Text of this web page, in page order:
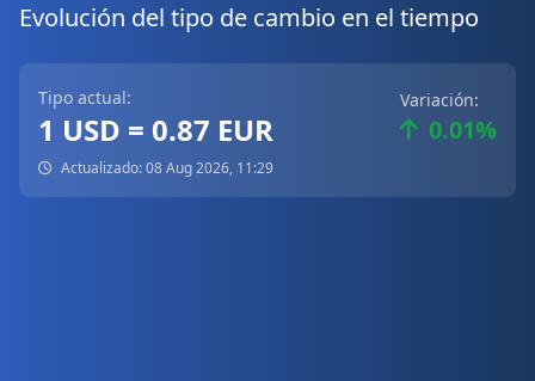
Evolución del tipo de cambio en el tiempo
Tipo actual:
1 USD = 0.87 EUR
Variación:
0.01%
Actualizado: 08 Aug 2026, 11:29